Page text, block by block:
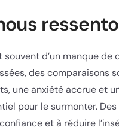
souvent d’un manque
des comparaisons
une anxiété accrue et
pour le surmonter.
et à réduire